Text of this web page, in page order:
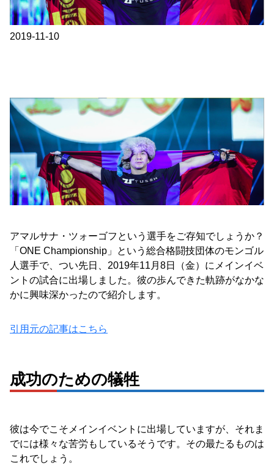
2019-11-10
アマルサナ・ツォーゴフという選手をご存知でしょうか？
「ONE Championship」という総合格闘技団体のモンゴル
人選手で、つい先日、2019年11月8日（金）にメインイベ
ントの試合に出場しました。彼の歩んできた軌跡がなかな
かに興味深かったので紹介します。
引用元の記事はこちら
成功のための犠牲
彼は今でこそメインイベントに出場していますが、それま
でには様々な苦労もしているそうです。その最たるものは
これでしょう。